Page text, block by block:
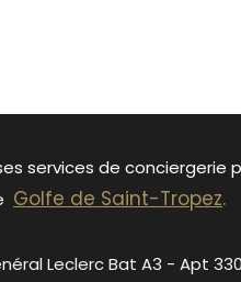
services de conciergerie
Golfe de Saint-Tropez.
Leclerc Bat A3 - Apt